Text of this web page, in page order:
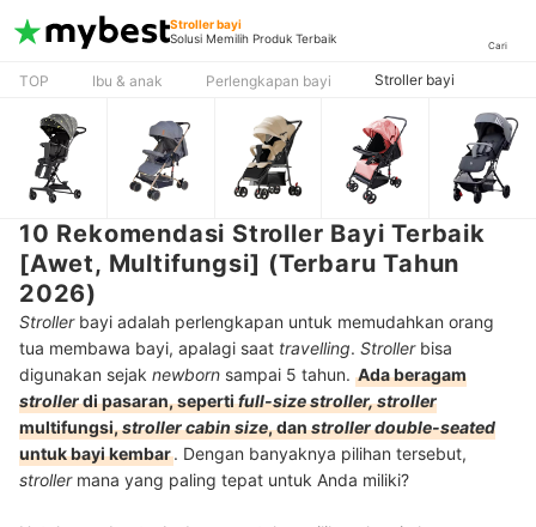
Stroller bayi
Solusi Memilih Produk Terbaik
Cari
TOP Ibu & anak Perlengkapan bayi Stroller bayi
10 Rekomendasi Stroller Bayi Terbaik
[Awet, Multifungsi] (Terbaru Tahun
2026)
Strollerbayi adalah perlengkapan untuk memudahkan orang
tua membawa bayi, apalagi saat travelling. Strollerbisa
digunakan sejak newborn sampai 5 tahun. Ada beragam
strollerdi pasaran, sepertifull-size stroller, stroller
multifungsi,stroller cabin size, danstroller double-seated
untuk bayi kembar. Dengan banyaknya pilihan tersebut,
strollermana yang paling tepat untuk Anda miliki?